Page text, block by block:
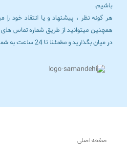
باشیم.
هر گونه نظر ، پیشنهاد و یا انتقاد خود را
همچنین میتوانید از طریق شماره تماس های
در میان بگذارید و مطمئنا تا 24 ساعت به شما پاسخ خواهیم داد.
صفحه اصلی